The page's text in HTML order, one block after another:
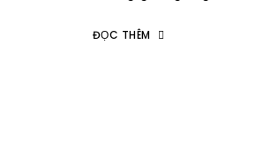
ĐỌC THÊM